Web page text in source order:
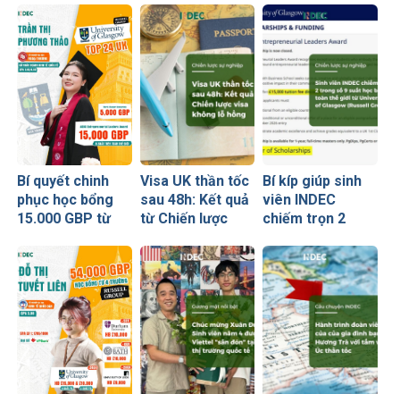
Bí quyết chinh
phục học bổng
15.000 GBP từ
Glasgow của nữ
sinh Ngoại
thương
Visa UK thần tốc
sau 48h: Kết quả
từ Chiến lược
hổng
Bí kíp giúp sinh
viên INDEC
chiếm trọn 2
học bổng toàn
thế giới từ
University of
Glasgow
(Russell Group)